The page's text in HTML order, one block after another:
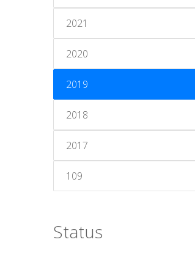
2021
2020
2019
2018
2017
109
Status